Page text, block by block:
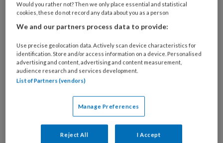
Weijer.
Would you rather not? Then we only place essential and statistical
cookies, these do not record any data about you as a person
We and our partners process data to provide:
Use precise geolocation data. Actively scan device characteristics for
identification. Store and/or access information on a device. Personalised
advertising and content, advertising and content measurement,
audience research and services development.
List of Partners (vendors)
Manage Preferences
Reject All I Accept